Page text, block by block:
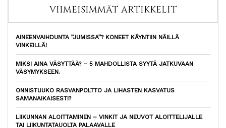
VIIMEISIMMÄT ARTIKKELIT
AINEENVAIHDUNTA ”JUMISSA”? KONEET KÄYNTIIN NÄILLÄ
VINKEILLÄ!
MIKSI AINA VÄSYTTÄÄ? – 5 MAHDOLLISTA SYYTÄ JATKUVAAN
VÄSYMYKSEEN.
ONNISTUUKO RASVANPOLTTO JA LIHASTEN KASVATUS
SAMANAIKAISESTI?
LIIKUNNAN ALOITTAMINEN – VINKIT JA NEUVOT ALOITTELIJALLE
TAI LIIKUNTATAUOLTA PALAAVALLE